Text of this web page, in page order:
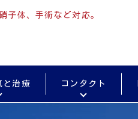
子体、手術など対応。
と治療 コンタクト